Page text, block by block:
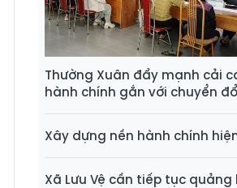
Thường Xuân đẩy mạnh cải
hành chính gắn với chuyển
Xây dựng nền hành chính
Xã Lưu Vệ cần tiếp tục quảng